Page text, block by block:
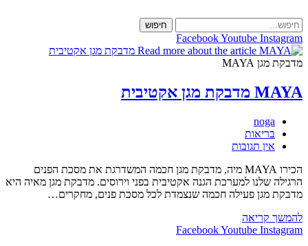
to
content
חיפוש
FacebookYoutube Instagram
מדבקת מגן MAYA
MAYA מדבקת מגן אקטיבית
מחבר:
noga
קטגוריה:
בריאות
תגובות:
אין תגובות
הכירו MAYA מיה, מדבקת מגן חכמה המשדרגת את מסכת הפנים
הרגילה שלנו למערכת הגנה אקטיבית בפני וירוסים. מדבקת מגן מאיה היא
מדבקת מגן פעילה חכמה שנצמדת לכל מסכת פנים, מחקרים…
להמשך קריאהMAYA
מדבקתFacebookYoutube Instagram